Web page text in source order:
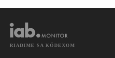
RIADIME SA KÓDEXOM